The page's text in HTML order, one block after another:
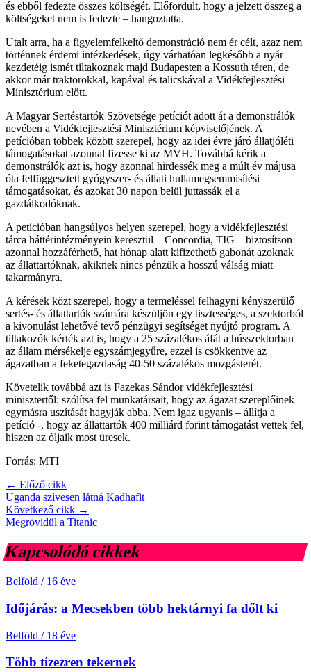
és ebből fedezte összes költségét. Előfordult, hogy a jelzett összeg a
költségeket nem is fedezte – hangoztatta.
Utalt arra, ha a figyelemfelkeltő demonstráció nem ér célt, azaz nem
történnek érdemi intézkedések, úgy várhatóan legkésőbb a nyár
kezdetéig ismét tiltakoznak majd Budapesten a Kossuth téren, de
akkor már traktorokkal, kapával és talicskával a Vidékfejlesztési
Minisztérium előtt.
A Magyar Sertéstartók Szövetsége petíciót adott át a demonstrálók
nevében a Vidékfejlesztési Minisztérium képviselőjének. A
petícióban többek között szerepel, hogy az idei évre járó állatjóléti
támogatásokat azonnal fizesse ki az MVH. Továbbá kérik a
demonstrálók azt is, hogy azonnal hirdessék meg a múlt év májusa
óta felfüggesztett gyógyszer- és állati hullamegsemmisítési
támogatásokat, és azokat 30 napon belül juttassák el a
gazdálkodóknak.
A petícióban hangsúlyos helyen szerepel, hogy a vidékfejlesztési
tárca háttérintézményein keresztül – Concordia, TIG – biztosítson
azonnal hozzáférhető, hat hónap alatt kifizethető gabonát azoknak
az állattartóknak, akiknek nincs pénzük a hosszú válság miatt
takarmányra.
A kérések közt szerepel, hogy a termeléssel felhagyni kényszerülő
sertés- és állattartók számára készüljön egy tisztességes, a szektorból
a kivonulást lehetővé tevő pénzügyi segítséget nyújtó program. A
tiltakozók kérték azt is, hogy a 25 százalékos áfát a hússzektorban
az állam mérsékelje egyszámjegyűre, ezzel is csökkentve az
ágazatban a feketegazdaság 40-50 százalékos mozgásterét.
Követelik továbbá azt is Fazekas Sándor vidékfejlesztési
minisztertől: szólítsa fel munkatársait, hogy az ágazat szereplőinek
egymásra uszítását hagyják abba. Nem igaz ugyanis – állítja a
petíció -, hogy az állattartók 400 milliárd forint támogatást vettek fel,
hiszen az óljaik most üresek.
Forrás: MTI
← Előző cikk
Uganda szívesen látná Kadhafit
Következő cikk →
Megrövidül a Titanic
Kapcsolódó cikkek
Belföld / 16 éve
Időjárás: a Mecsekben több hektárnyi fa dőlt ki
Belföld / 18 éve
Több tízezren tekernek